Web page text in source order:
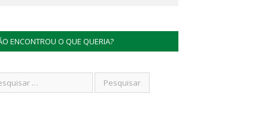
ENCONTROU O QUE QUERIA?